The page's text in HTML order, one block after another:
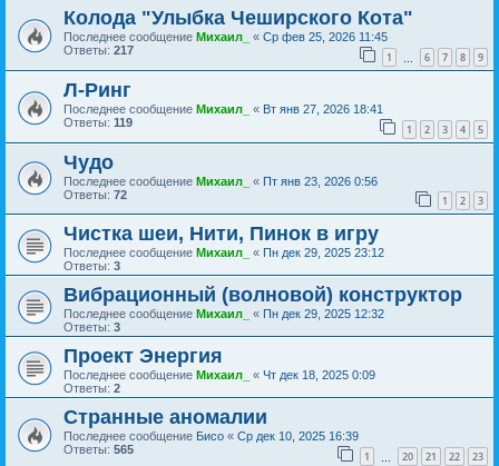
Колода "Улыбка Чеширского Кота"
Последнее сообщение Михаил_ « Ср фев 25, 2026 11:45
Ответы: 217 1 6 7 8 9
Л-Ринг
Последнее сообщение Михаил_ « Вт янв 27, 2026 18:41
Ответы: 119 1 2 3 4 5
Чудо
Последнее сообщение Михаил_ « Пт янв 23, 2026 0:56
Ответы: 72 1 2 3
Чистка шеи, Нити, Пинок в игру
Последнее сообщение Михаил_ « Пн дек 29, 2025 23:12
Ответы: 3
Вибрационный (волновой) конструктор
Последнее сообщение Михаил_ « Пн дек 29, 2025 12:32
Ответы: 3
Проект Энергия
Последнее сообщение Михаил_ « Чт дек 18, 2025 0:09
Ответы: 2
Странные аномалии
Последнее сообщение Бисо « Ср дек 10, 2025 16:39
Ответы: 565 1 20 21 22 23